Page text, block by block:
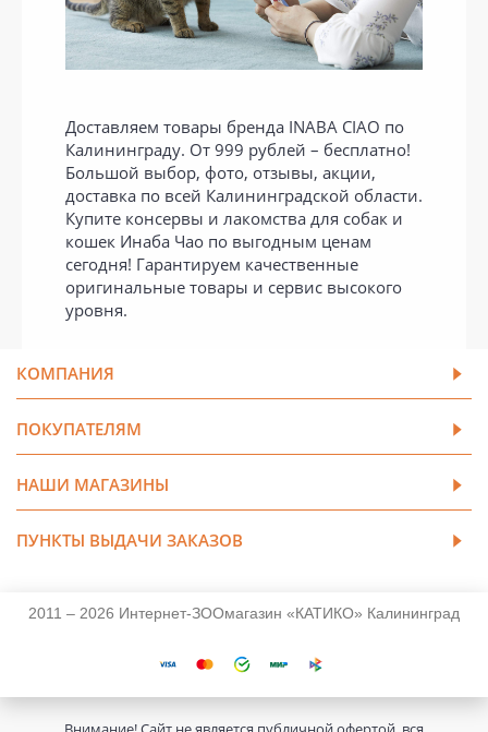
Доставляем товары бренда INABA CIAO по
Калининграду. От 999 рублей – бесплатно!
Большой выбор, фото, отзывы, акции,
доставка по всей Калининградской области.
Купите консервы и лакомства для собак и
кошек Инаба Чао по выгодным ценам
сегодня! Гарантируем качественные
оригинальные товары и сервис высокого
уровня.
КОМПАНИЯ
ПОКУПАТЕЛЯМ
НАШИ МАГАЗИНЫ
ПУНКТЫ ВЫДАЧИ ЗАКАЗОВ
2011 – 2026 Интернет-ЗООмагазин «КАТИКО» Калининград